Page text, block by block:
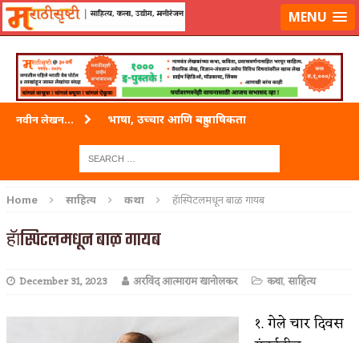
लॉग-इन करा|लेखक नोंदणी कराMENU
नवीन लेखन... भाषा, उच्चार आणि बहुभाषिकता
वारी विठ्ठलाची
ताम्र – एक अफलातून धातू (COPPER)
जेव्हा मी आडनांव बदलले
Home साहित्य कथा हॅास्पिटलमधून बाळ गायब
हॅास्पिटलमधून बाळ गायब
December 31, 2023 अरविंद आत्माराम खानोलकर कथा,साहित्य
१. गेले चार दिवस